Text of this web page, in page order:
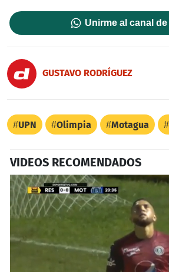
Unirme al canal
GUSTAVO RODRÍGUEZ
UPN Olimpia Motagua
VIDEOS RECOMENDADOS